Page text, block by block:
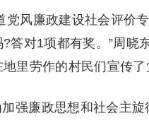
党风廉政建设社会评价
答对1项都有奖。”周晓
里劳作的村民们宣传了
强廉政思想和社会主